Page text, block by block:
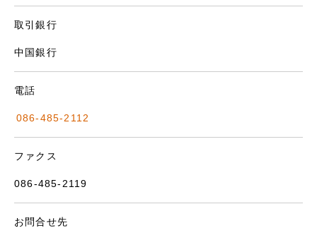
取引銀行
中国銀行
電話
086-485-2112
ファクス
086-485-2119
お問合せ先